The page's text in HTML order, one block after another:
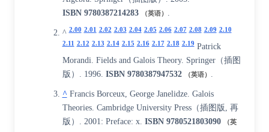
ISBN9780387214283 （英语） .
^2.00 2.01 2.02 2.03 2.04 2.05 2.06 2.07 2.08 2.09 2.10
2.11 2.12 2.13 2.14 2.15 2.16 2.17 2.18 2.19 Patrick
Morandi. Fields and Galois Theory. Springer（插图
版）. 1996. ISBN9780387947532 （英语） .
^ Francis Borceux, George Janelidze. Galois
Theories. Cambridge University Press（插图版, 再
版）. 2001: Preface: x. ISBN9780521803090 （英